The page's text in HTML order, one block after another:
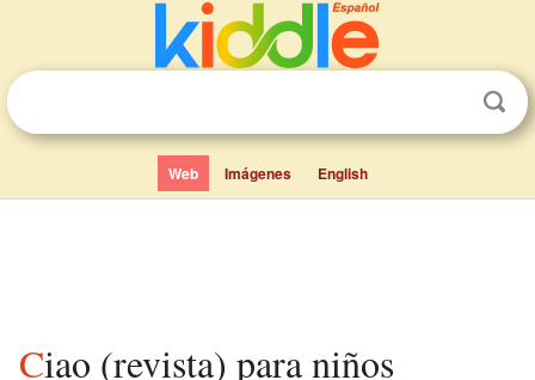
Web Imágenes English
Ciao (revista) para niños